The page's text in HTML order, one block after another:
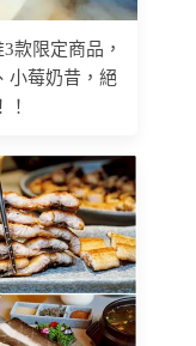
款限定商品，
小莓奶昔，絕